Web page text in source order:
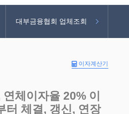
대부금융협회 업체조회
이자계산기
체이자율 20% 이
터 체결, 갱신, 연장